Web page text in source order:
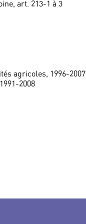
art. 213-1 à 3
agricoles, 1996-2007
2008